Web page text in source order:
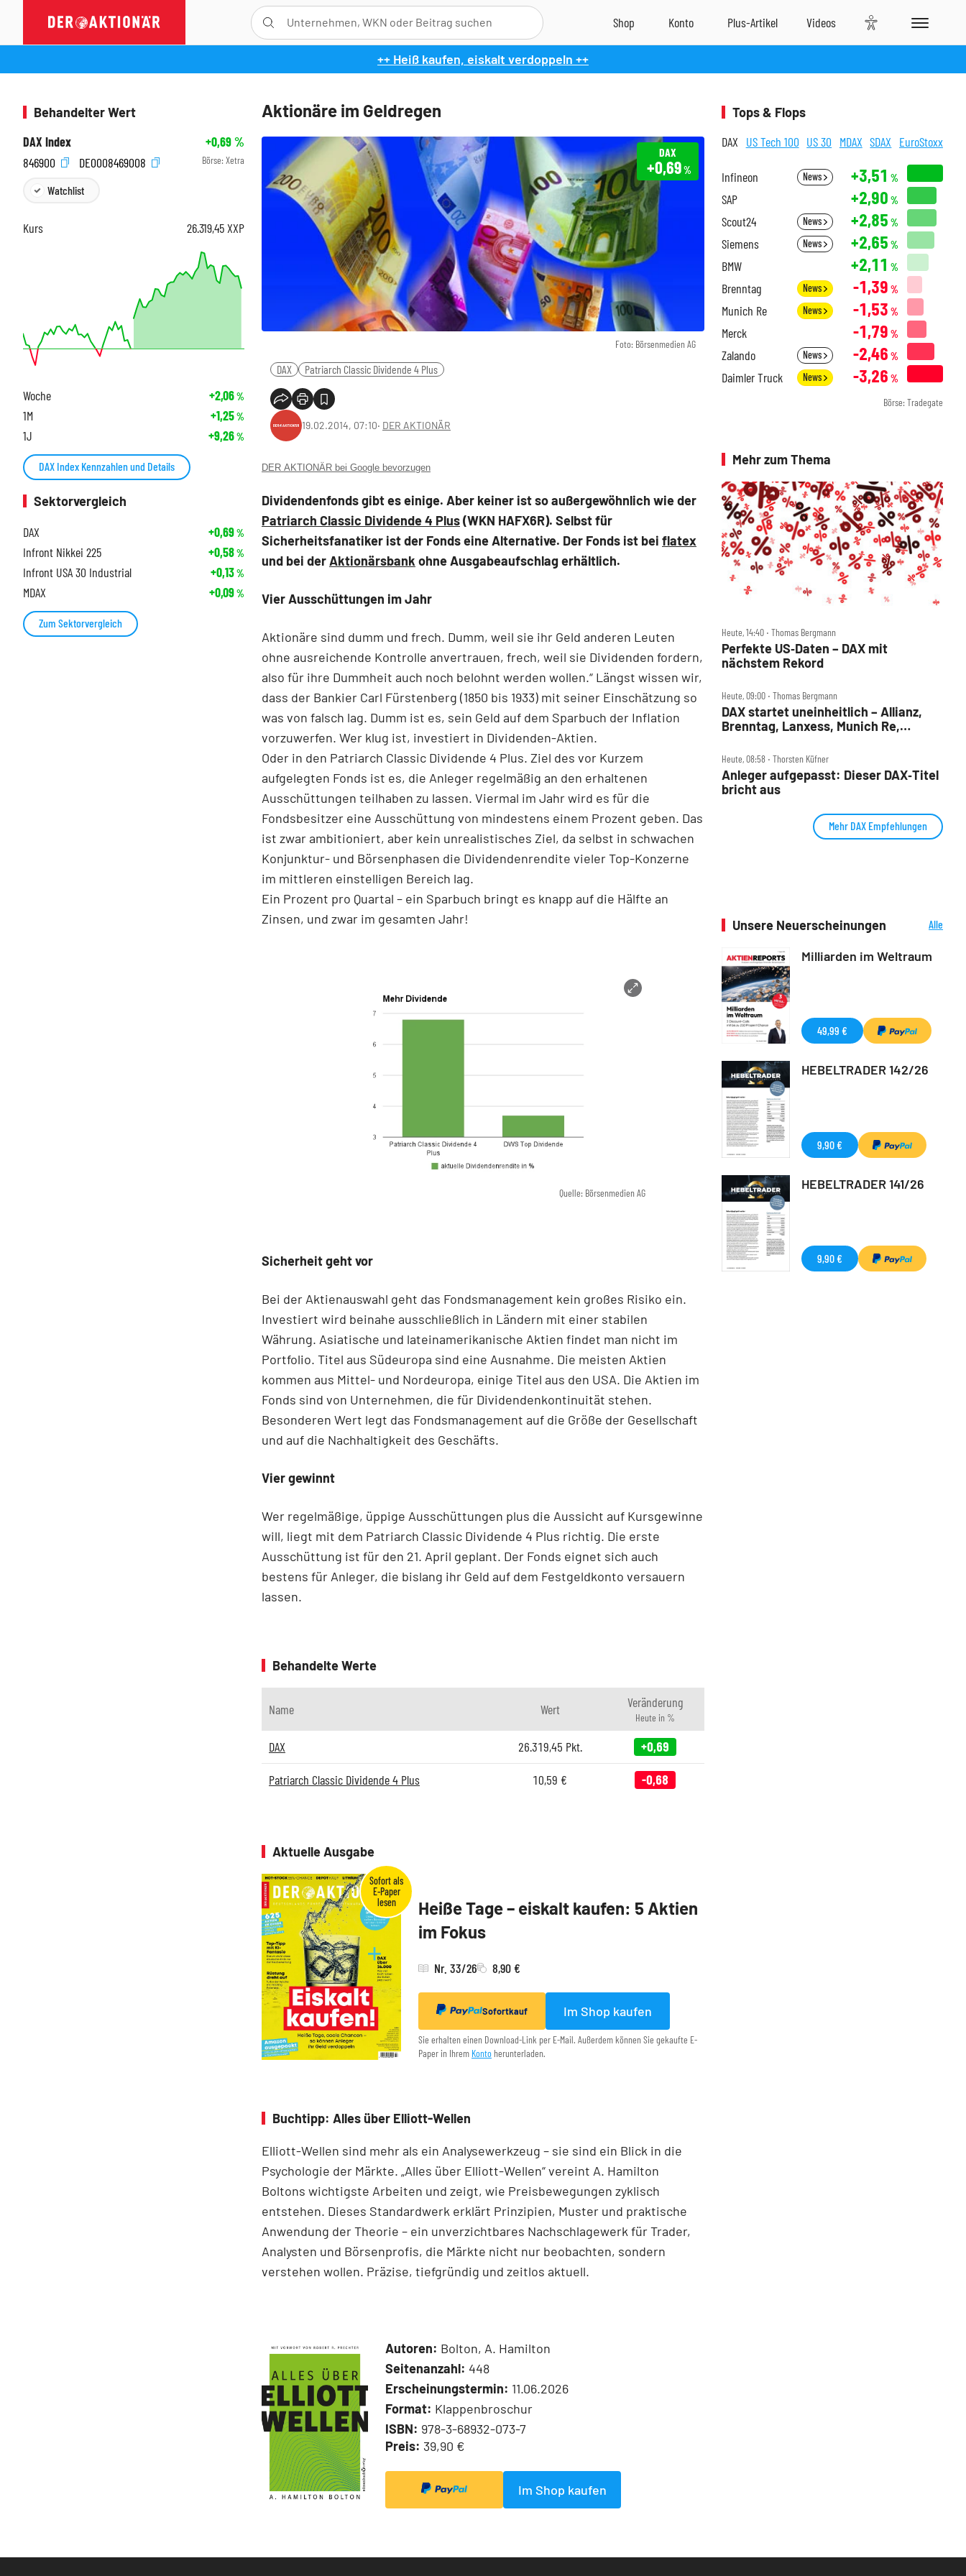
++ Heiß kaufen, eiskalt verdoppeln ++
Aktionäre im Geldregen
Foto: Börsenmedien AG
DAX
+0,69%
DAX Patriarch Classic Dividende 4 Plus
19.02.2014, 07:10‧ DER AKTIONÄR
DER AKTIONÄR bei Google bevorzugen
Dividendenfonds gibt es einige. Aber keiner ist so außergewöhnlich wie der
Patriarch Classic Dividende 4 Plus(WKN HAFX6R). Selbst für
Sicherheitsfanatiker ist der Fonds eine Alternative. Der Fonds ist bei flatex
und bei derAktionärsbank ohne Ausgabeaufschlag erhältlich.
Vier Ausschüttungen im Jahr
Aktionäre sind dumm und frech. Dumm, weil sie ihr Geld anderen Leuten
ohne ausreichende Kontrolle anvertrauen, frech, weil sie Dividenden fordern,
also für ihre Dummheit auch noch belohnt werden wollen.“ Längst wissen wir,
dass der Bankier Carl Fürstenberg (1850 bis 1933) mit seiner Einschätzung so
was von falsch lag. Dumm ist es, sein Geld auf dem Sparbuch der Inflation
vorzuwerfen. Wer klug ist, investiert in Dividenden-Aktien.
Oder in den Patriarch Classic Dividende 4 Plus. Ziel des vor Kurzem
aufgelegten Fonds ist es, die Anleger regelmäßig an den erhaltenen
Ausschüttungen teilhaben zu lassen. Viermal im Jahr wird es für die
Fondsbesitzer eine Ausschüttung von mindestens einem Prozent geben. Das
ist zwar ambitioniert, aber kein unrealistisches Ziel, da selbst in schwachen
Konjunktur- und Börsenphasen die Dividendenrendite vieler Top-Konzerne
im mittleren einstelligen Bereich lag.
Ein Prozent pro Quartal – ein Sparbuch bringt es knapp auf die Hälfte an
Zinsen, und zwar im gesamten Jahr!
Quelle: Börsenmedien AG
Sicherheit geht vor
Bei der Aktienauswahl geht das Fondsmanagement kein großes Risiko ein.
Investiert wird beinahe ausschließlich in Ländern mit einer stabilen
Währung. Asiatische und lateinamerikanische Aktien findet man nicht im
Portfolio. Titel aus Südeuropa sind eine Ausnahme. Die meisten Aktien
kommen aus Mittel- und Nordeuropa, einige Titel aus den USA. Die Aktien im
Fonds sind von Unternehmen, die für Dividendenkontinuität stehen.
Besonderen Wert legt das Fondsmanagement auf die Größe der Gesellschaft
und auf die Nachhaltigkeit des Geschäfts.
Vier gewinnt
Wer regelmäßige, üppige Ausschüttungen plus die Aussicht auf Kursgewinne
will, liegt mit dem Patriarch Classic Dividende 4 Plus richtig. Die erste
Ausschüttung ist für den 21. April geplant. Der Fonds eignet sich auch
bestens für Anleger, die bislang ihr Geld auf dem Festgeldkonto versauern
lassen.
Behandelte Werte
Name Wert Veränderung
Heute in %
DAX 26.319,45 Pkt. +0,69
Patriarch Classic Dividende 4 Plus 10,59 € -0,68
Aktuelle Ausgabe
Heiße Tage – eiskalt kaufen: 5 Aktien
im Fokus
Nr. 33/26 8,90 €
Sofortkauf Im Shop kaufen
Sie erhalten einen Download-Link per E-Mail. Außerdem können Sie gekaufte E-
Paper in Ihrem Konto herunterladen.
Buchtipp: Alles über Elliott-Wellen
Elliott-Wellen sind mehr als ein Analysewerkzeug – sie sind ein Blick in die
Psychologie der Märkte. „Alles über Elliott-Wellen“ vereint A. Hamilton
Boltons wichtigste Arbeiten und zeigt, wie Preisbewegungen zyklisch
entstehen. Dieses Standardwerk erklärt Prinzipien, Muster und praktische
Anwendung der Theorie – ein unverzichtbares Nachschlagewerk für Trader,
Analysten und Börsenprofis, die Märkte nicht nur beobachten, sondern
verstehen wollen. Präzise, tiefgründig und zeitlos aktuell.
Autoren: Bolton, A. Hamilton
Seitenanzahl: 448
Erscheinungstermin: 11.06.2026
Format: Klappenbroschur
ISBN: 978-3-68932-073-7
Preis: 39,90 €
Im Shop kaufen
Behandelter Wert
DAX Index
+0,69%
846900
DE0008469008 Börse: Xetra
Watchlist
Kurs 26.319,45XXP
Woche +2,06%
1M +1,25%
1J +9,26%
DAX Index Kennzahlen und Details
Sektorvergleich
DAX
+0,69%
Infront Nikkei 225 +0,58%
Infront USA 30 Industrial +0,13%
MDAX +0,09%
Zum Sektorvergleich
Tops & Flops
DAX US Tech 100 US 30 MDAX SDAX EuroStoxx
Infineon News +3,51 %
SAP +2,90 %
Scout24 News +2,85 %
Siemens News +2,65 %
BMW +2,11 %
Brenntag News -1,39 %
Munich Re News -1,53 %
Merck -1,79 %
Zalando News -2,46 %
Daimler Truck News -3,26 %
Börse: Tradegate
Mehr zum Thema
Heute, 14:40 ‧ Thomas Bergmann
Perfekte US‑Daten – DAX mit
nächstem Rekord
Heute, 09:00 ‧ Thomas Bergmann
DAX startet uneinheitlich – Allianz,
Brenntag, Lanxess, Munich Re,
Heute, 08:58 ‧ Thorsten Küfner
Anleger aufgepasst: Dieser DAX‑Titel
bricht aus
Mehr DAX Empfehlungen
Unsere Neuerscheinungen
Alle
Milliarden im Weltraum
49,99 €
HEBELTRADER 142/26
9,90 €
HEBELTRADER 141/26
9,90 €